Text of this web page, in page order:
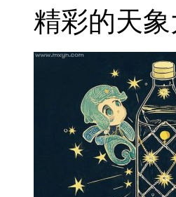
精彩的天